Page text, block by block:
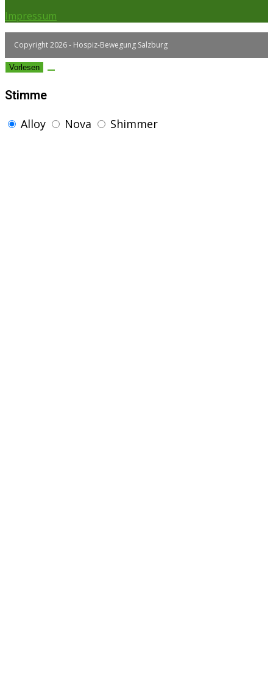
Impressum
Copyright 2026 - Hospiz-Bewegung Salzburg
Vorlesen
Stimme
Alloy
Nova Shimmer